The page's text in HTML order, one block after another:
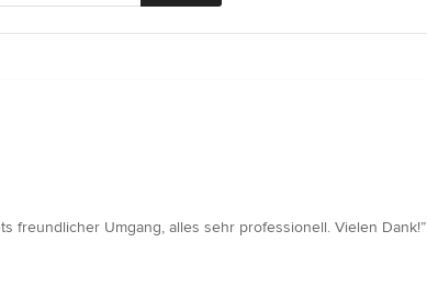
freundlicher Umgang, alles sehr professionell. Vielen Dank!”